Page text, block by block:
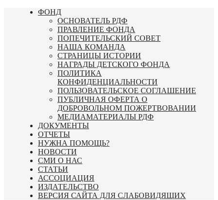
Перейти
ФОНД
ОСНОВАТЕЛЬ РДФ
ПРАВЛЕНИЕ ФОНДА
ПОПЕЧИТЕЛЬСКИЙ СОВЕТ
НАША КОМАНДА
СТРАНИЦЫ ИСТОРИИ
НАГРАДЫ ДЕТСКОГО ФОНДА
ПОЛИТИКА
КОНФИДЕНЦИАЛЬНОСТИ
ПОЛЬЗОВАТЕЛЬСКОЕ СОГЛАШЕНИЕ
ПУБЛИЧНАЯ ОФЕРТА О
ДОБРОВОЛЬНОМ ПОЖЕРТВОВАНИИ
МЕДИАМАТЕРИАЛЫ РДФ
ДОКУМЕНТЫ
ОТЧЕТЫ
НУЖНА ПОМОЩЬ?
НОВОСТИ
СМИ О НАС
СТАТЬИ
АССОЦИАЦИЯ
ИЗДАТЕЛЬСТВО
ВЕРСИЯ САЙТА ДЛЯ СЛАБОВИДЯЩИХ